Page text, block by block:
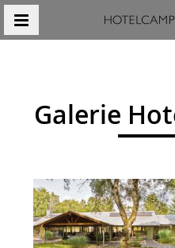
Galerie